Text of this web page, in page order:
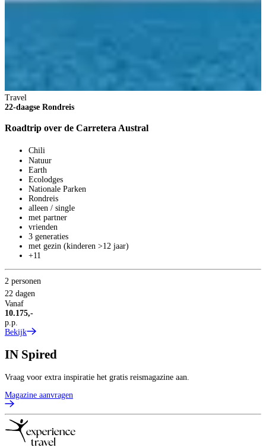
Travel
22-daagse Rondreis
Roadtrip over de Carretera Austral
Chili
Natuur
Earth
Ecolodges
Nationale Parken
Rondreis
alleen / single
met partner
vrienden
3 generaties
met gezin (kinderen >12 jaar)
+11
2 personen
22 dagen
Vanaf
10.175,-
p.p.
Bekijk
IN Spired
Vraag voor extra inspiratie het gratis reismagazine aan.
Magazine aanvragen